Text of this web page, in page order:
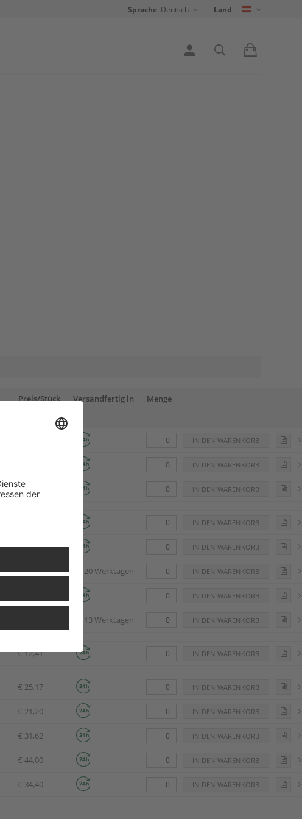
Sprache Deutsch Land
Preis/Stück
Versandfertig in Menge
€ 10,73
€ 22,09
€ 25,27 ca. 20 Werktagen
ca. 13 Werktagen
€ 12,41
€ 25,17
€ 21,20
€ 31,62
€ 44,00
€ 34,40